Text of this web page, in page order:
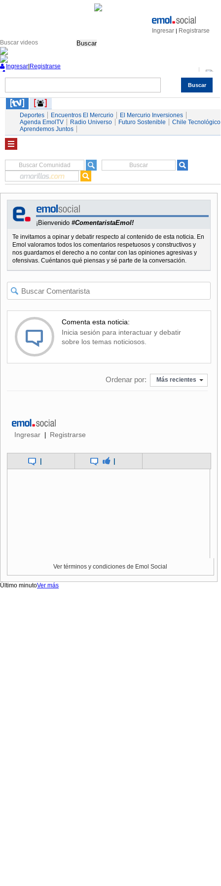
Ingresar | Registrarse
Buscar
Buscar
Ingresar Registrarse
Servicios
Deportes Encuentros El Mercurio
El Mercurio Inversiones
Agenda EmolTV
Radio Universo Futuro Sostenible
Chile Tecnológico
Aprendemos Juntos
¡Bienvenido #ComentaristaEmol!
Te invitamos a opinar y debatir respecto al contenido de esta noticia. En
Emol valoramos todos los comentarios respetuosos y constructivos y
nos guardamos el derecho a no contar con las opiniones agresivas y
ofensivas. Cuéntanos qué piensas y sé parte de la conversación.
Comenta esta noticia:
Inicia sesión para interactuar y debatir
sobre los temas noticiosos.
Ordenar por: Más recientes
Ingresar | Registrarse
| |
Ver términos y condiciones de Emol Social
Último minutoVer más